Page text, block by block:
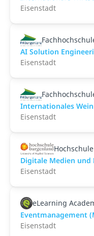
Eisenstadt
AI Solution
Eisenstadt
Internationales
Eisenstadt
Digitale Medien
Eisenstadt
eLearning
Eventmanagement
Eisenstadt